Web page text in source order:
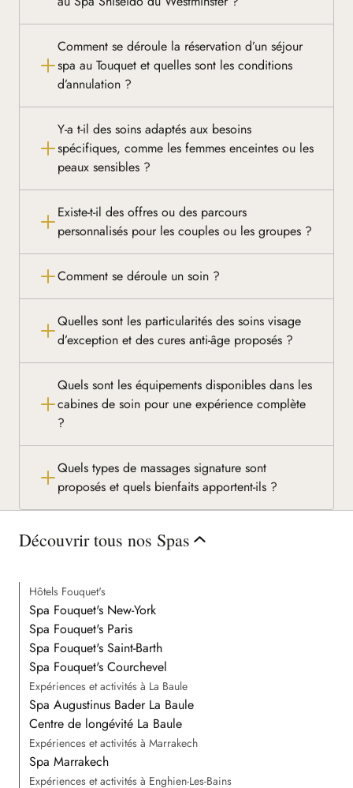
Comment se déroule la réservation d’un séjour
spa au Touquet et quelles sont les conditions
d’annulation ?
Y-a t-il des soins adaptés aux besoins
spécifiques, comme les femmes enceintes ou les
peaux sensibles ?
Existe-t-il des offres ou des parcours
personnalisés pour les couples ou les groupes ?
Comment se déroule un soin ?
Quelles sont les particularités des soins visage
d’exception et des cures anti-âge proposés ?
Quels sont les équipements disponibles dans les
cabines de soin pour une expérience complète
?
Quels types de massages signature sont
proposés et quels bienfaits apportent-ils ?
Découvrir tous nos Spas
Hôtels Fouquet's
Spa Fouquet's New-York
Spa Fouquet's Paris
Spa Fouquet's Saint-Barth
Spa Fouquet's Courchevel
Expériences et activités à La Baule
Spa Augustinus Bader La Baule
Centre de longévité La Baule
Expériences et activités à Marrakech
Spa Marrakech
Expériences et activités à Enghien-Les-Bains